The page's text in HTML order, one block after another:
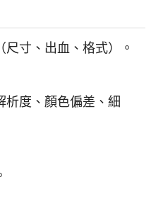
寸、出血、格式）。
析度、顏色偏差、細